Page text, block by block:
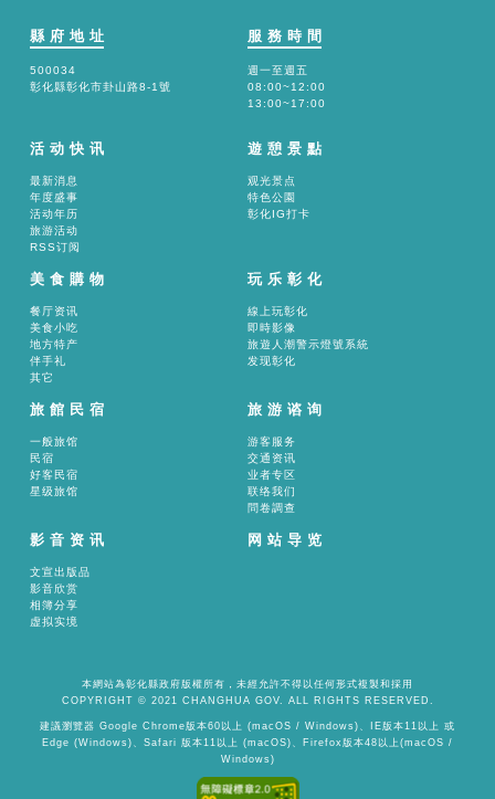
縣府地址
500034
彰化縣彰化市卦山路8-1號
服務時間
週一至週五
08:00~12:00
13:00~17:00
活动快讯
最新消息
年度盛事
活动年历
旅游活动
RSS订阅
遊憩景點
观光景点
特色公園
彰化IG打卡
美食購物
餐厅资讯
美食小吃
地方特产
伴手礼
其它
玩乐彰化
線上玩彰化
即時影像
旅遊人潮警示燈號系統
发现彰化
旅館民宿
一般旅馆
民宿
好客民宿
星级旅馆
旅游谘询
游客服务
交通资讯
业者专区
联络我们
問卷調查
影音资讯
文宣出版品
影音欣赏
相簿分享
虚拟实境
网站导览
本網站為彰化縣政府版權所有，未經允許不得以任何形式複製和採用
COPYRIGHT © 2021 CHANGHUA GOV. ALL RIGHTS RESERVED.
建議瀏覽器 Google Chrome版本60以上 (macOS / Windows)、IE版本11以上 或
Edge (Windows)、Safari 版本11以上 (macOS)、Firefox版本48以上(macOS /
Windows)